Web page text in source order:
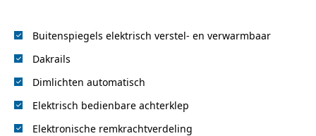
Buitenspiegels elektrisch verstel- en verwarmbaar
Dakrails
Dimlichten automatisch
Elektrisch bedienbare achterklep
Elektronische remkrachtverdeling